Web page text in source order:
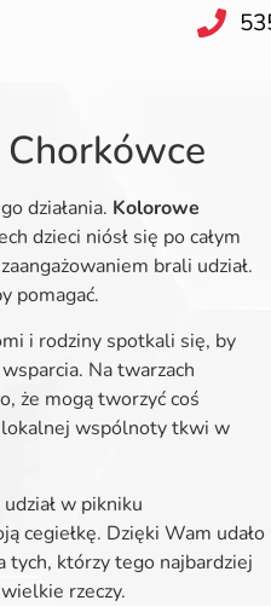
działania. Kolorowe
dzieci niósł się po całym
brali udział.
pomagać.
i rodziny spotkali się, by
Na twarzach
że mogą tworzyć coś
lokalnej wspólnoty tkwi w
w pikniku
cegiełkę. Dzięki Wam udało
tych, którzy tego najbardziej
rzeczy.